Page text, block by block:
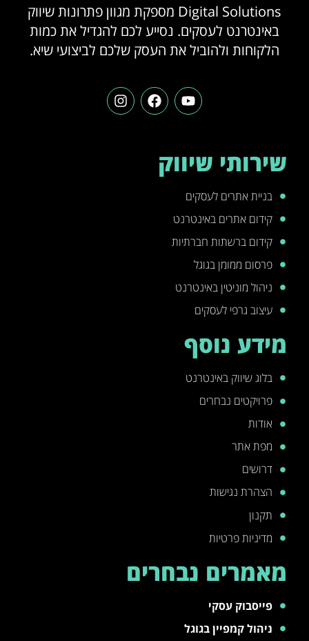
Digital Solutions מספקת מגוון פתרונות שיווק
באינטרנט לעסקים. נסייע לכם להגדיל את כמות
הלקוחות ולהוביל את העסק שלכם לביצועי שיא.
שירותי שיווק
בניית אתרים לעסקים
קידום אתרים באינטרנט
קידום ברשתות חברתיות
פרסום ממומן בגוגל
ניהול מוניטין באינטרנט
עיצוב גרפי לעסקים
מידע נוסף
בלוג שיווק באינטרנט
פרויקטים נבחרים
אודות
מפת אתר
דרושים
הצהרת נגישות
תקנון
מדיניות פרטיות
מאמרים נבחרים
פייסבוק עסקי
ניהול קמפיין בגוגל